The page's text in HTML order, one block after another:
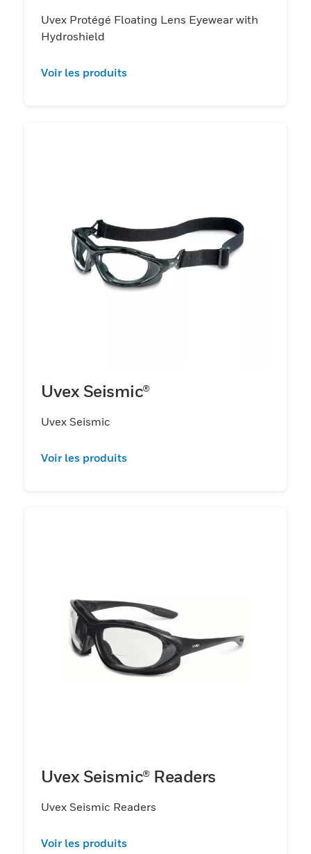
Uvex Protégé Floating Lens Eyewear with
Hydroshield
Voir les produits
Uvex Seismic®
Uvex Seismic
Voir les produits
Uvex Seismic® Readers
Uvex Seismic Readers
Voir les produits